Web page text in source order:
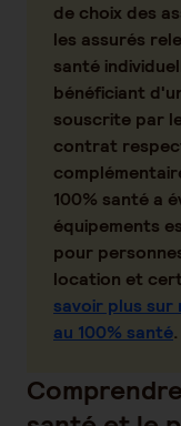
de choix des
les assurés
santé
bénéficiant
souscrite par
contrat
100% santé a
équipements
pour
location et
savoir plus
au 100% santé.